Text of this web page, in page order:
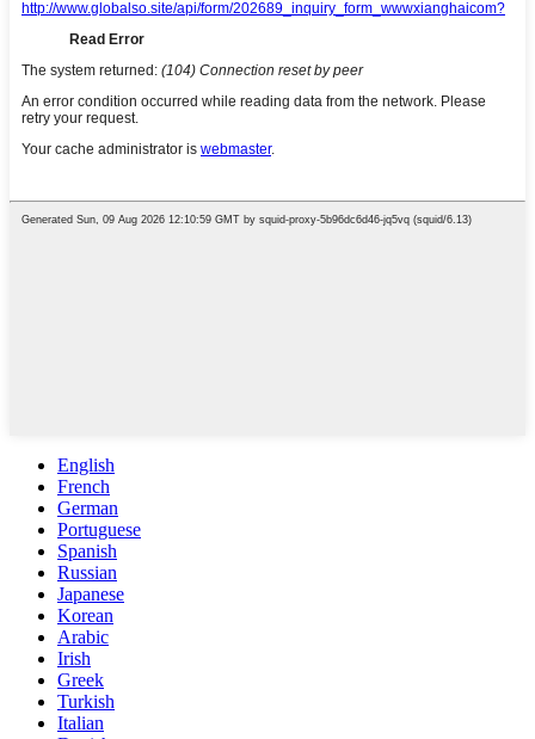
English
French
German
Portuguese
Spanish
Russian
Japanese
Korean
Arabic
Irish
Greek
Turkish
Italian